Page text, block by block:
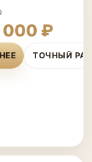
000 ₽
ТОЧНЫЙ